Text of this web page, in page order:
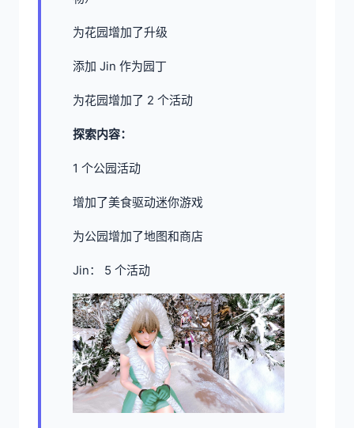
为花园增加了升级
添加 Jin 作为园丁
为花园增加了 2 个活动
探索内容：
1 个公园活动
增加了美食驱动迷你游戏
为公园增加了地图和商店
Jin： 5 个活动